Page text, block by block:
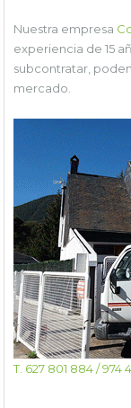
Nuestra empresa
experiencia de 15
subcontratar,
mercado.
T. 627 801 884 / 974